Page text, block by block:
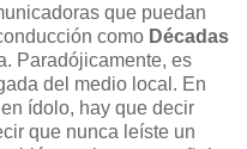
que puedan
como Décadas
Paradójicamente, es
del medio local. En
ídolo, hay que decir
que nunca leíste un